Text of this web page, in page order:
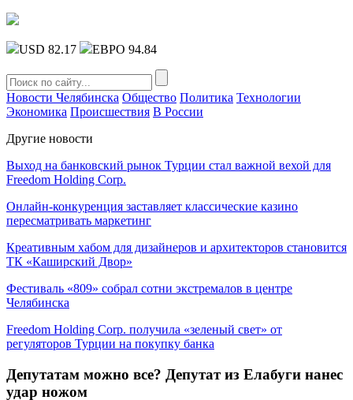
USD 82.17 ЕВРО 94.84
Новости Челябинска Общество Политика Технологии
Экономика Происшествия В России
Другие новости
Выход на банковский рынок Турции стал важной вехой для
Freedom Holding Corp.
Онлайн-конкуренция заставляет классические казино
пересматривать маркетинг
Креативным хабом для дизайнеров и архитекторов становится
ТК «Каширский Двор»
Фестиваль «809» собрал сотни экстремалов в центре
Челябинска
Freedom Holding Corp. получила «зеленый свет» от
регуляторов Турции на покупку банка
Депутатам можно все? Депутат из Елабуги нанес
удар ножом